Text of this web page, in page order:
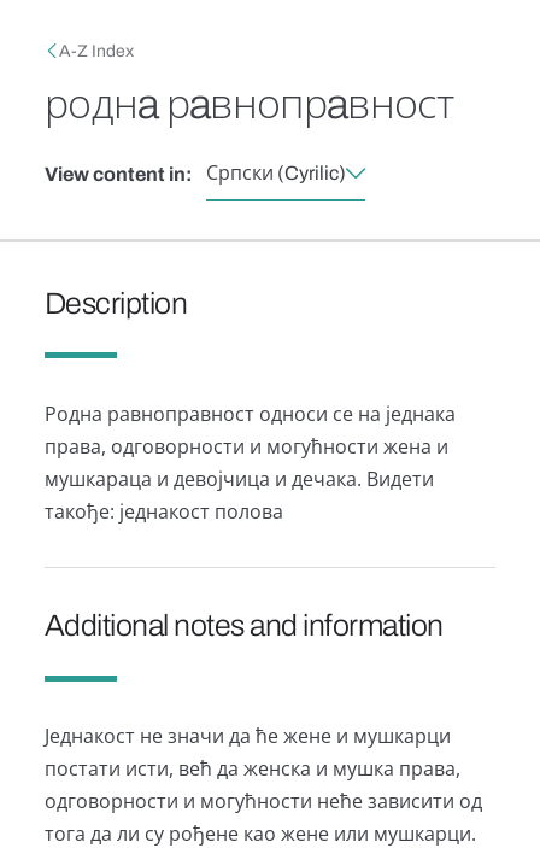
Breadcrumb
A-Z Index
роднa рaвнопрaвност
View content in: Српски (Cyrilic)
Description
Родна равноправност односи се на једнака
права, одговорности и могућности жена и
мушкараца и девојчица и дечака. Видети
такође: једнакост полова
Additional notes and information
Једнакост не значи да ће жене и мушкарци
постати исти, већ да женска и мушка права,
одговорности и могућности неће зависити од
тога да ли су рођене као жене или мушкарци.